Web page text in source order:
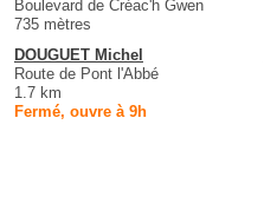
Boulevard de Créac'h Gwen
735 mètres
DOUGUET Michel
Route de Pont l'Abbé
1.7 km
Fermé, ouvre à 9h